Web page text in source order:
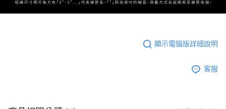
顯示電腦版詳細說明
客服